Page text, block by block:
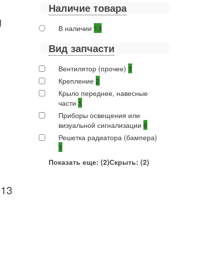
Наличие товара
В наличии 13
Вид запчасти
Вентилятор (прочее) 1
Крепление 2
Крыло переднее, навесные
части 1
Приборы освещения или
визуальной сигнализации 6
Решетка радиатора (бампера)
1
Показать еще: (2)Скрыть: (2)